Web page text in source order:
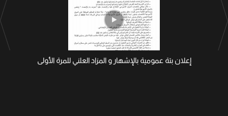
إعلان بتة عمومية بالإشهار و المزاد العلني للمرة الأولى